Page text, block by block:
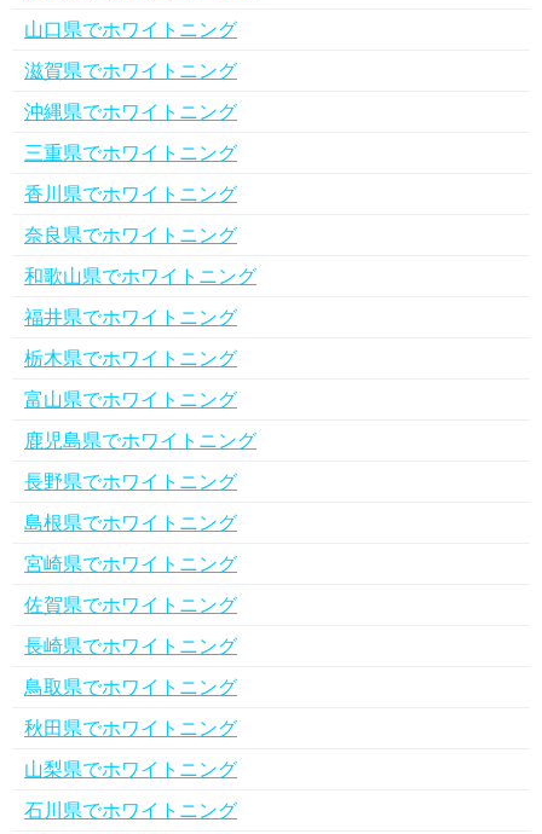
山口県でホワイトニング
滋賀県でホワイトニング
沖縄県でホワイトニング
三重県でホワイトニング
香川県でホワイトニング
奈良県でホワイトニング
和歌山県でホワイトニング
福井県でホワイトニング
栃木県でホワイトニング
富山県でホワイトニング
鹿児島県でホワイトニング
長野県でホワイトニング
島根県でホワイトニング
宮崎県でホワイトニング
佐賀県でホワイトニング
長崎県でホワイトニング
鳥取県でホワイトニング
秋田県でホワイトニング
山梨県でホワイトニング
石川県でホワイトニング